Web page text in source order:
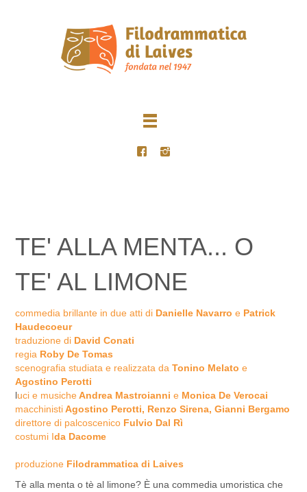
TE' ALLA MENTA... O
TE' AL LIMONE
commedia brillante in due atti di Danielle Navarro e Patrick
Haudecoeur
traduzione di David Conati
regia Roby De Tomas
scenografia studiata e realizzata da Tonino Melato e
Agostino Perotti
luci e musicheAndrea Mastroianni e Monica De Verocai
macchinistiAgostino Perotti, Renzo Sirena, Gianni Bergamo
direttore di palcoscenico Fulvio Dal Rì
costumi Ida Dacome
produzione Filodrammatica di Laives
Tè alla menta o tè al limone? È una commedia umoristica che